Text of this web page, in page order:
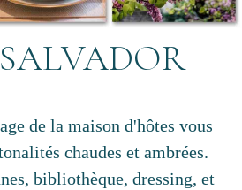
de la maison d'hôtes vous
chaudes et ambrées.
bibliothèque, dressing, et